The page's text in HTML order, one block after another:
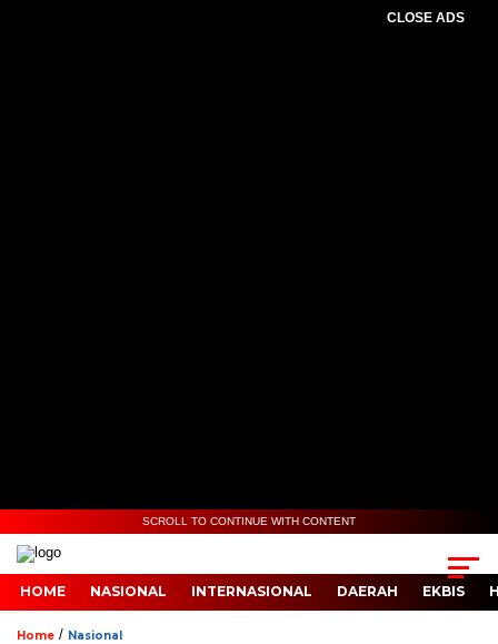
CLOSE ADS
SCROLL TO CONTINUE WITH CONTENT
HOME NASIONAL INTERNASIONAL DAERAH EKBIS
Home / Nasional